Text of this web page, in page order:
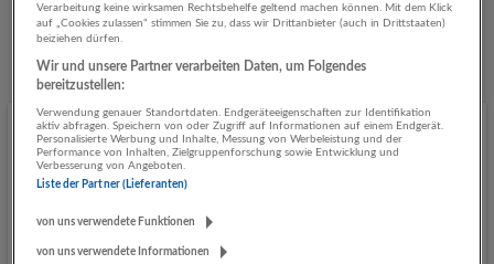
Verarbeitung keine wirksamen Rechtsbehelfe geltend machen können. Mit dem Klick
auf „Cookies zulassen“ stimmen Sie zu, dass wir Drittanbieter (auch in Drittstaaten)
beiziehen dürfen.
Wir und unsere Partner verarbeiten Daten, um Folgendes
bereitzustellen:
Verwendung genauer Standortdaten. Endgeräteeigenschaften zur Identifikation
aktiv abfragen. Speichern von oder Zugriff auf Informationen auf einem Endgerät.
Personalisierte Werbung und Inhalte, Messung von Werbeleistung und der
Performance von Inhalten, Zielgruppenforschung sowie Entwicklung und
Verbesserung von Angeboten.
Liste der Partner (Lieferanten)
von uns verwendete Funktionen
von uns verwendete Informationen